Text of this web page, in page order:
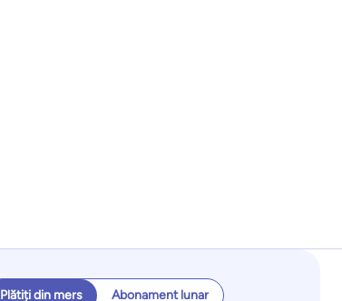
Plătiți din mers Abonament lunar
Întreprinderi